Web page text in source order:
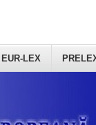
EUR-LEX